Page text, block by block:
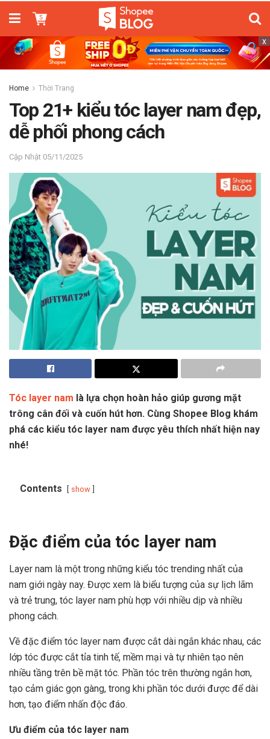
x
Home Thời Trang
Top 21+ kiểu tóc layer nam đẹp,
dễ phối phong cách
05/11/2025
Tóc layer nam là lựa chọn hoàn hảo giúp gương mặt
trông cân đối và cuốn hút hơn. Cùng Shopee Blog khám
phá các kiểu tóc layer nam được yêu thích nhất hiện nay
nhé!
Contents show
Đặc điểm của tóc layer nam
Layer nam là một trong những kiểu tóc trending nhất của
nam giới ngày nay. Được xem là biểu tượng của sự lịch lãm
và trẻ trung, tóc layer nam phù hợp với nhiều dịp và nhiều
phong cách.
Về đặc điểm tóc layer nam được cắt dài ngắn khác nhau, các
lớp tóc được cắt tỉa tinh tế, mềm mại và tự nhiên tạo nên
nhiều tầng trên bề mặt tóc. Phần tóc trên thường ngắn hơn,
tạo cảm giác gọn gàng, trong khi phần tóc dưới được để dài
hơn, tạo điểm nhấn độc đáo.
Ưu điểm của tóc layer nam